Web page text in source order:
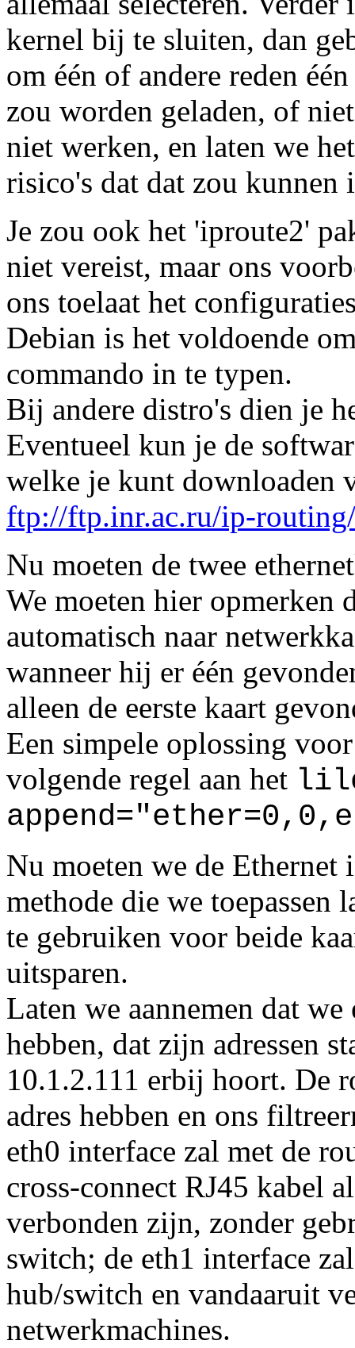
kernel bij te sluiten, dan
om één of andere reden
zou worden geladen, of
niet werken, en laten we
risico's dat dat zou kunnen
Je zou ook het 'iproute2'
niet vereist, maar ons
ons toelaat het
Debian is het voldoende
commando in te typen.
Bij andere distro's dien je
Eventueel kun je de
welke je kunt downloaden
ftp://ftp.inr.ac.ru/ip-routing/
Nu moeten de twee
We moeten hier opmerken
automatisch naar
wanneer hij er één
alleen de eerste kaart
Een simpele oplossing
volgende regel aan het
Nu moeten we de Ethernet
methode die we toepassen
te gebruiken voor beide
uitsparen.
Laten we aannemen dat
hebben, dat zijn adressen
10.1.2.111 erbij hoort. De
adres hebben en ons
eth0 interface zal met de
cross-connect RJ45 kabel
verbonden zijn, zonder
switch; de eth1 interface
hub/switch en vandaaruit
netwerkmachines.